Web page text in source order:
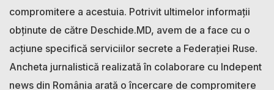
compromitere a acestuia. Potrivit ultimelor informații
obținute de către Deschide.MD, avem de a face cu o
acțiune specifică serviciilor secrete a Federației Ruse.
Ancheta jurnalistică realizată în colaborare cu Indepent
news din România arată o încercare de compromitere